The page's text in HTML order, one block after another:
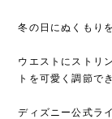
冬の日にぬくもり
ウエストにストリ
トを可愛く調節で
ディズニー公式ラ